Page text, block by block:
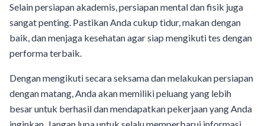
Selain persiapan akademis, persiapan mental dan fisik juga
sangat penting. Pastikan Anda cukup tidur, makan dengan
baik, dan menjaga kesehatan agar siap mengikuti tes dengan
performa terbaik.
Dengan mengikuti secara seksama dan melakukan persiapan
dengan matang, Anda akan memiliki peluang yang lebih
besar untuk berhasil dan mendapatkan pekerjaan yang Anda
inginkan. Jangan lupa untuk selalu memperbarui informasi